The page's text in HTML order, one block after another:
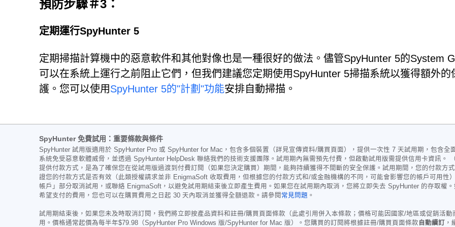
預防步驟＃3：
定期運行SpyHunter 5
定期掃描計算機中的惡意軟件和其他對像也是一種很好的做法。儘管SpyHunter 5的System
可以在系統上運行之前阻止它們，但我們建議您定期使用SpyHunter 5掃描系統以獲得額外的
護。您可以使用SpyHunter 5的"計劃"功能安排自動掃描。
SpyHunter 免費試用：重要條款與條件
SpyHunter 試用版適用於 SpyHunter Pro 或 SpyHunter for Mac，包含多個裝置（詳見宣傳資料/購買頁面），提供一次性 7 天試用期，包含
系統免受惡意軟體威脅，並透過 SpyHunter HelpDesk 聯絡我們的技術支援團隊。試用期內無需預先付費，但啟動試用版需提供信用卡資訊。
提供付款方式，是為了確保您在從試用版過渡到付費訂閱（如果您決定購買）期間，能夠持續獲得不間斷的安全保護。試用期間，您的付款方
證您的付款方式是否有效（此類授權請求並非 EnigmaSoft 收取費用，但根據您的付款方式和/或金融機構的不同，可能會影響您的帳戶可用
帳戶」部分取消試用，或聯絡 EnigmaSoft，以避免試用期結束後立即產生費用。如果您在試用期內取消，您將立即失去 SpyHunter 的存取權
希望支付的費用，您也可以在購買費用之日起 30 天內取消並獲得全額退款。請參閱 常見問題 。
試用期結束後，如果您未及時取消訂閱，我們將立即按產品資料和註冊/購買頁面條款（此處引用併入本條款；價格可能因國家/地區或促銷活
用。價格通常起價為每半年$79.98 （SpyHunter Pro Windows 版/SpyHunter for Mac 版）。您購買的訂閱將根據註冊/購買頁面條款 自動續訂
，